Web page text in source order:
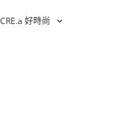
CRE.a 好時尚